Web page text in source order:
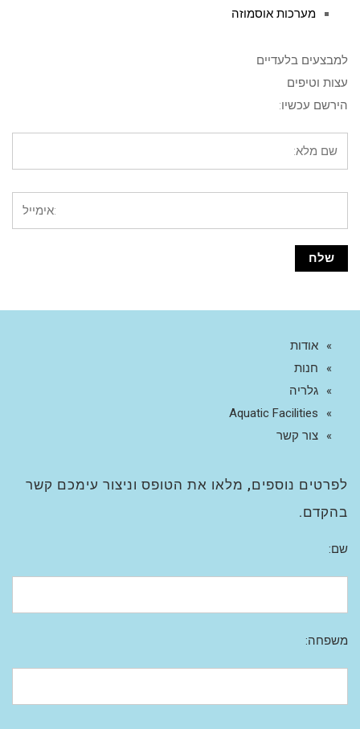
מערכות אוסמוזה
למבצעים בלעדיים
עצות וטיפים
הירשם עכשיו:
אודות
חנות
גלריה
Aquatic Facilities
צור קשר
לפרטים נוספים, מלאו את הטופס וניצור עימכם קשר
בהקדם.
שם:
משפחה: